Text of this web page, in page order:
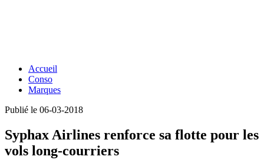
Accueil
Conso
Marques
Publié le 06-03-2018
Syphax Airlines renforce sa flotte pour les
vols long-courriers